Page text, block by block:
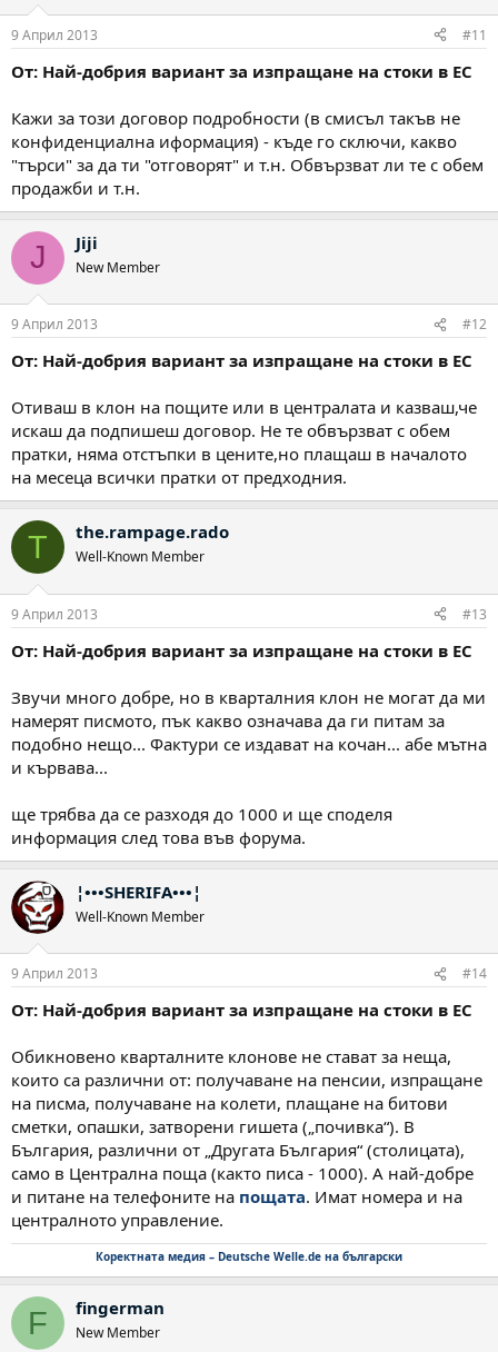
9 Април 2013 #11
От: Най-добрия вариант за изпращане на стоки в ЕС
Кажи за този договор подробности (в смисъл такъв не
конфиденциална иформация) - къде го сключи, какво
"търси" за да ти "отговорят" и т.н. Обвързват ли те с обем
продажби и т.н.
J Jiji
New Member
9 Април 2013 #12
От: Най-добрия вариант за изпращане на стоки в ЕС
Отиваш в клон на пощите или в централата и казваш,че
искаш да подпишеш договор. Не те обвързват с обем
пратки, няма отстъпки в цените,но плащаш в началото
на месеца всички пратки от предходния.
T the.rampage.rado
Well-Known Member
9 Април 2013 #13
От: Най-добрия вариант за изпращане на стоки в ЕС
Звучи много добре, но в кварталния клон не могат да ми
намерят писмото, пък какво означава да ги питам за
подобно нещо... Фактури се издават на кочан... абе мътна
и кървава...
ще трябва да се разходя до 1000 и ще споделя
информация след това във форума.
¦•••SHERIFA•••¦
Well-Known Member
9 Април 2013 #14
От: Най-добрия вариант за изпращане на стоки в ЕС
Обикновено кварталните клонове не стават за неща,
които са различни от: получаване на пенсии, изпращане
на писма, получаване на колети, плащане на битови
сметки, опашки, затворени гишета („почивка“). В
България, различни от „Другата България“ (столицата),
само в Централна поща (както писа - 1000). А най-добре
и питане на телефоните на пощата. Имат номера и на
централното управление.
Коректната медия – Deutsche Welle.de на български
F fingerman
New Member